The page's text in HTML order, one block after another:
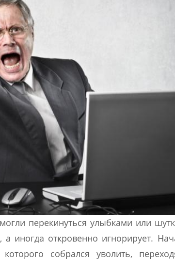
перекинуться улыбками или
иногда откровенно игнорирует.
собрался уволить,